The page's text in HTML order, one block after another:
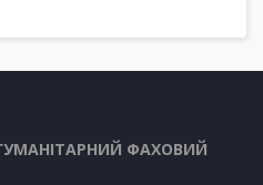
ФАХОВИЙ